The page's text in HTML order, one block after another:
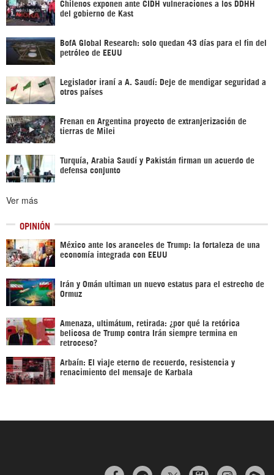
Chilenos exponen ante CIDH vulneraciones a los DDHH
del gobierno de Kast
BofA Global Research: solo quedan 43 días para el fin del
petróleo de EEUU
Legislador iraní a A. Saudí: Deje de mendigar seguridad a
otros países
Frenan en Argentina proyecto de extranjerización de
tierras de Milei
Turquía, Arabia Saudí y Pakistán firman un acuerdo de
defensa conjunto
Ver más
OPINIÓN
México ante los aranceles de Trump: la fortaleza de una
economía integrada con EEUU
Irán y Omán ultiman un nuevo estatus para el estrecho de
Ormuz
Amenaza, ultimátum, retirada: ¿por qué la retórica
belicosa de Trump contra Irán siempre termina en
retroceso?
Arbaín: El viaje eterno de recuerdo, resistencia y
renacimiento del mensaje de Karbala